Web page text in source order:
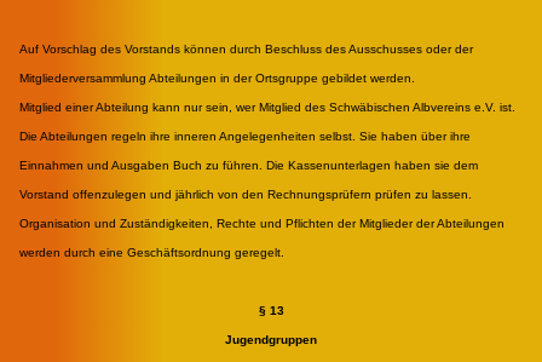
Auf Vorschlag des Vorstands können durch Beschluss des Ausschusses oder der
Mitgliederversammlung Abteilungen in der Ortsgruppe gebildet werden.
Mitglied einer Abteilung kann nur sein, wer Mitglied des Schwäbischen Albvereins e.V. ist.
Die Abteilungen regeln ihre inneren Angelegenheiten selbst. Sie haben über ihre
Einnahmen und Ausgaben Buch zu führen. Die Kassenunterlagen haben sie dem
Vorstand offenzulegen und jährlich von den Rechnungsprüfern prüfen zu lassen.
Organisation und Zuständigkeiten, Rechte und Pflichten der Mitglieder der Abteilungen
werden durch eine Geschäftsordnung geregelt.
§ 13
Jugendgruppen